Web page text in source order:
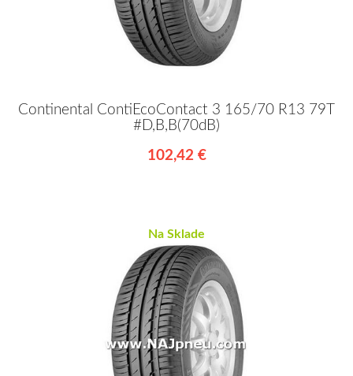
Continental ContiEcoContact 3 165/70 R13 79T
#D,B,B(70dB)
102,42 €
Na Sklade